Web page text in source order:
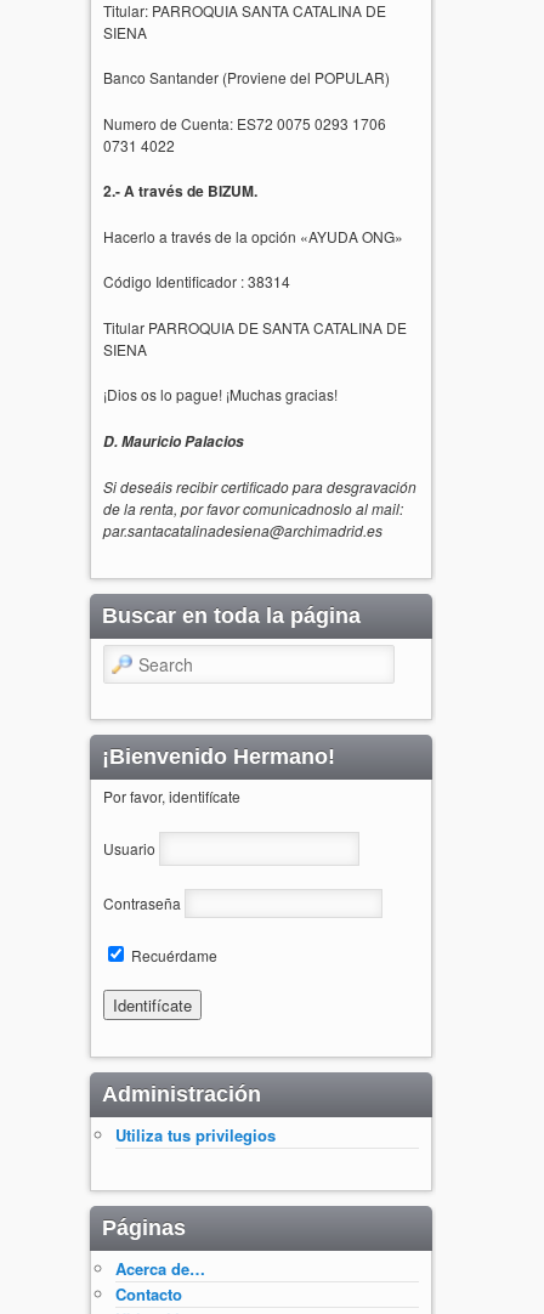
Titular: PARROQUIA SANTA CATALINA DE
SIENA
Banco Santander (Proviene del POPULAR)
Numero de Cuenta: ES72 0075 0293 1706
0731 4022
2.- A través de BIZUM.
Hacerlo a través de la opción «AYUDA ONG»
Código Identificador : 38314
Titular PARROQUIA DE SANTA CATALINA DE
SIENA
¡Dios os lo pague! ¡Muchas gracias!
D. Mauricio Palacios
Si deseáis recibir certificado para desgravación
de la renta, por favor comunicadnoslo al mail:
par.santacatalinadesiena@archimadrid.es
Buscar en toda la página
Search
¡Bienvenido Hermano!
Por favor, identifícate
Usuario
Contraseña
Recuérdame
Administración
Utiliza tus privilegios
Páginas
Acerca de…
Contacto